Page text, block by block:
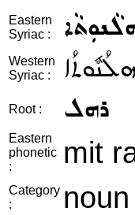
Eastern
Syriac :
Western
Syriac :
Root : ܪܗܠ
Eastern
phonetic
:
mit
Category
:
noun